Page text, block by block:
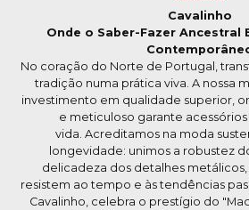
Cavalinho
Onde o Saber-Fazer Ancestral
No coração do Norte de Portugal,
tradição numa prática viva. A nossa
investimento em qualidade superior,
e meticuloso garante
vida. Acreditamos na moda
longevidade: unimos a robustez
delicadeza dos detalhes
resistem ao tempo e às tendências
Cavalinho, celebra o prestígio do